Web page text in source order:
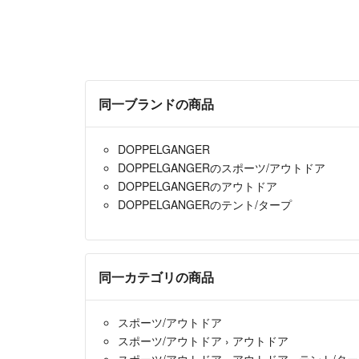
同一ブランドの商品
DOPPELGANGER
DOPPELGANGERのスポーツ/アウトドア
DOPPELGANGERのアウトドア
DOPPELGANGERのテント/タープ
同一カテゴリの商品
スポーツ/アウトドア
スポーツ/アウトドア › アウトドア